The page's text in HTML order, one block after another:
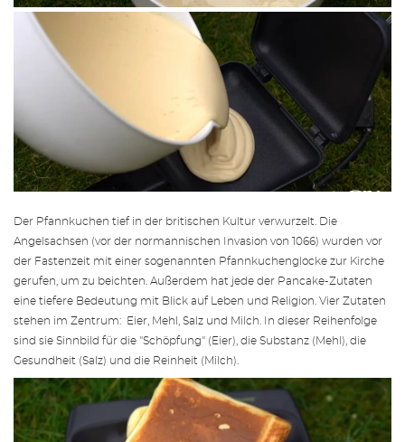
Der Pfannkuchen tief in der britischen Kultur verwurzelt. Die
Angelsachsen (vor der normannischen Invasion von 1066) wurden vor
der Fastenzeit mit einer sogenannten Pfannkuchenglocke zur Kirche
gerufen, um zu beichten. Außerdem hat jede der Pancake-Zutaten
eine tiefere Bedeutung mit Blick auf Leben und Religion. Vier Zutaten
stehen im Zentrum: Eier, Mehl, Salz und Milch. In dieser Reihenfolge
sind sie Sinnbild für die "Schöpfung" (Eier), die Substanz (Mehl), die
Gesundheit (Salz) und die Reinheit (Milch).